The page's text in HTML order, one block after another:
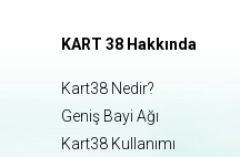
KART 38 Hakkında
Kart38 Nedir?
Geniş Bayi Ağı
Kart38 Kullanımı